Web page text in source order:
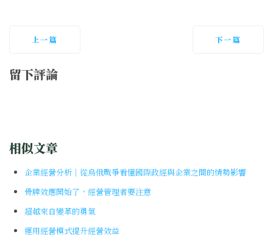
上一篇 下一篇
留下評論
相似文章
企業經營分析｜從烏俄戰爭看懂國際政經與企業之間的情勢影響
骨牌效應開始了，經營管理者要注意
超越來自變革的勇氣
運用經營模式提升經營效益